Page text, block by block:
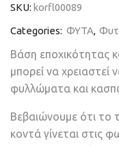
SKU: korfl00089
Categories: ΦΥΤΑ,
Βάση εποχικότητας
μπορεί να
φυλλώματα και
Βεβαιώνουμε ότι το
κοντά γίνεται στις